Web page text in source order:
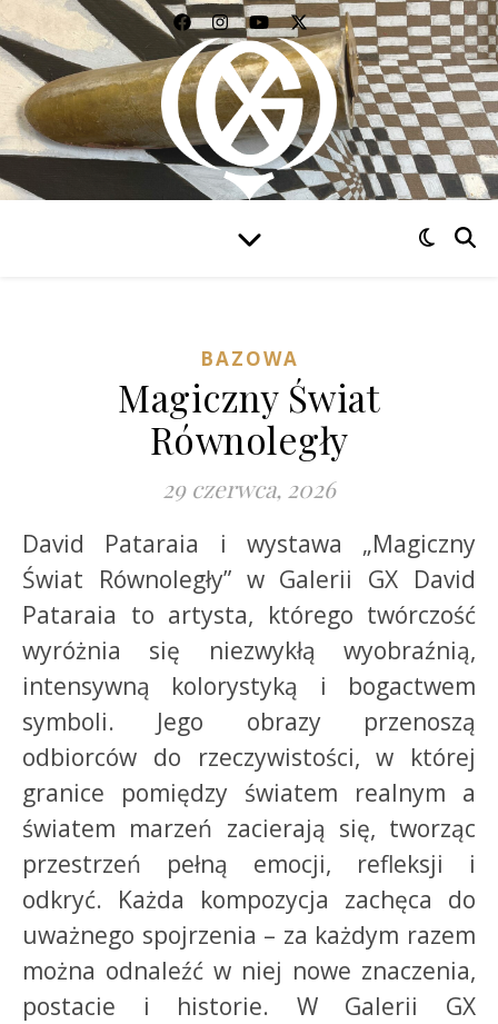
WIDZIEĆ WSZYSTKO
BAZOWA
Magiczny Świat
Równoległy
29 czerwca, 2026
David Pataraia i wystawa „Magiczny
Świat Równoległy” w Galerii GX David
Pataraia to artysta, którego twórczość
wyróżnia się niezwykłą wyobraźnią,
intensywną kolorystyką i bogactwem
symboli. Jego obrazy przenoszą
odbiorców do rzeczywistości, w której
granice pomiędzy światem realnym a
światem marzeń zacierają się, tworząc
przestrzeń pełną emocji, refleksji i
odkryć. Każda kompozycja zachęca do
uważnego spojrzenia – za każdym razem
można odnaleźć w niej nowe znaczenia,
postacie i historie. W Galerii GX